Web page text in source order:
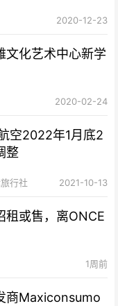
2020-12-23
文化艺术中心新学
2020-02-24
空2022年1月底2
整
行社 2021-10-13
租或售，离ONCE
1周前
商Maxiconsumo